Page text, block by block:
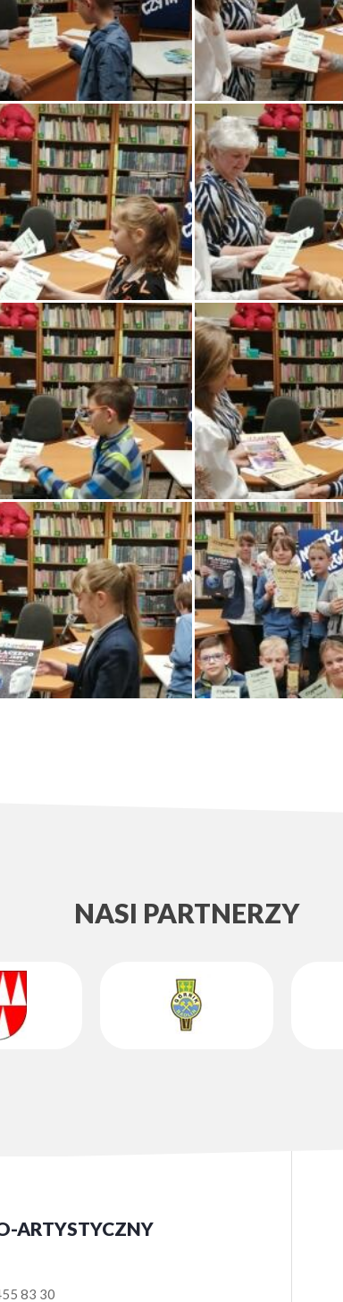
NASI PARTNERZY
ARTYSTYCZNY
83 30